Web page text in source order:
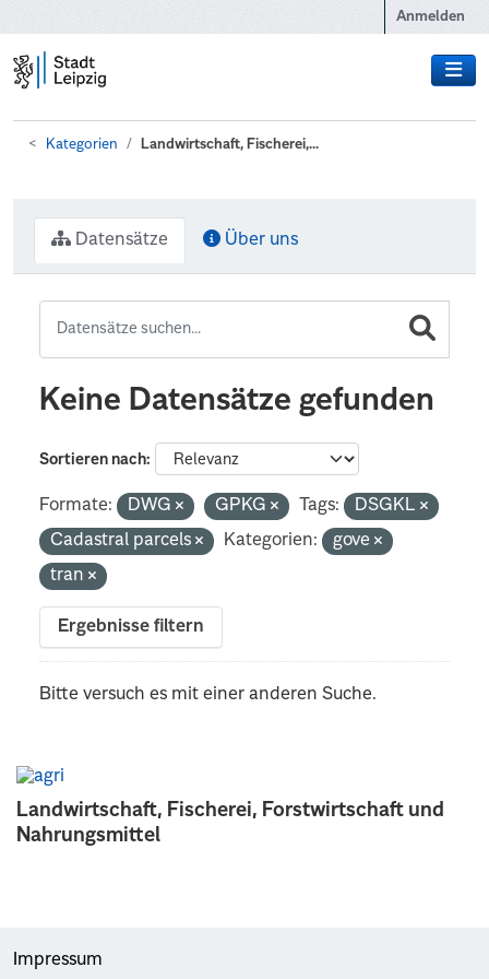
Anmelden
Kategorien Landwirtschaft, Fischerei,...
Landwirtschaft, Fischerei, Forstwirtschaft und
Nahrungsmittel
Datensätze Über uns
Keine Datensätze gefunden
Sortieren nach
Formate: DWG GPKG Tags:
DSGKL
Cadastral parcels
Kategorien:
gove
tran
Ergebnisse filtern
Bitte versuch es mit einer anderen Suche.
Impressum